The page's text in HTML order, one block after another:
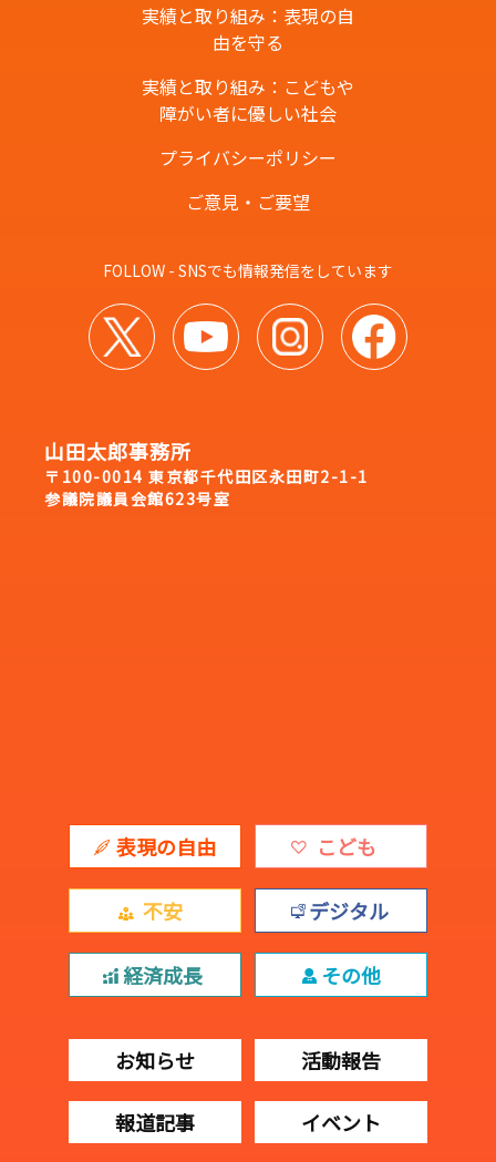
実績と取り組み：表現の自
由を守る
実績と取り組み：こどもや
障がい者に優しい社会
プライバシーポリシー
ご意見・ご要望
FOLLOW - SNSでも情報発信をしています
山田太郎事務所
〒100-0014 東京都千代田区永田町2-1-1
参議院議員会館623号室
表現の自由 こども
不安 デジタル
経済成長 その他
お知らせ 活動報告
報道記事 イベント